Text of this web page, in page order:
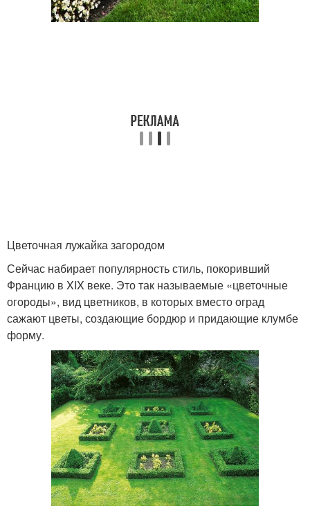
Цветочная лужайка загородом
Сейчас набирает популярность стиль, покоривший
Францию в XIX веке. Это так называемые «цветочные
огороды», вид цветников, в которых вместо оград
сажают цветы, создающие бордюр и придающие клумбе
форму.